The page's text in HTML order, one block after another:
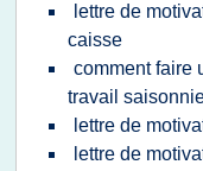
lettre de
caisse
comment faire
travail
lettre de
lettre de